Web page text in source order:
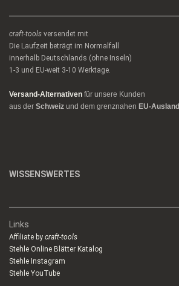
craft-tools versendet mit
Die Laufzeit beträgt im Normalfall
innerhalb Deutschlands (ohne Inseln)
1-3 und EU-weit 3-10 Werktage.
Versand-Alternativen für unsere Kunden
aus der Schweiz und dem grenznahen EU-Ausland
WISSENSWERTES
Links
Affiliate by craft-tools
Stehle Online Blätter Katalog
Stehle Instagram
Stehle YouTube